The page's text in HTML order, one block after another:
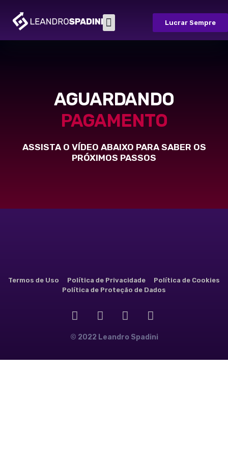
Lucrar Sempre
AGUARDANDO
PAGAMENTO
ASSISTA O VÍDEO ABAIXO PARA SABER OS
PRÓXIMOS PASSOS
Termos de Uso Política de Privacidade
Política de Cookies
Política de Proteção de Dados
© 2022 Leandro Spadini